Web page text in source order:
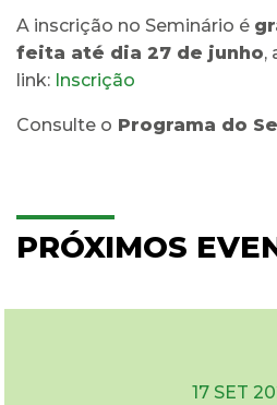
A inscrição no Seminário é
feita até dia 27 de junho,
link: Inscrição
Consulte o Programa do
PRÓXIMOS
17 SET